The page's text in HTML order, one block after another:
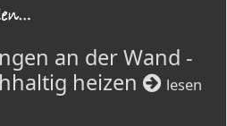
an der Wand -
heizen
lesen